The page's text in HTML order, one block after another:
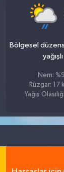
Bölgesel
yağışlı
Nem:
Rüzgar: 17
Yağış